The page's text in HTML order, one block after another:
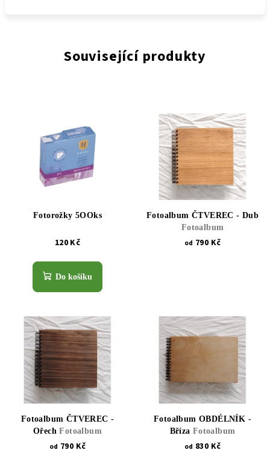
Související produkty
Fotorožky 5OOks
120 Kč
Do košíku
Fotoalbum ČTVEREC - Dub
Fotoalbum
od 790 Kč
Fotoalbum ČTVEREC -
OřechFotoalbum
od 790 Kč
Fotoalbum OBDÉLNÍK -
Bříza Fotoalbum
od 830 Kč